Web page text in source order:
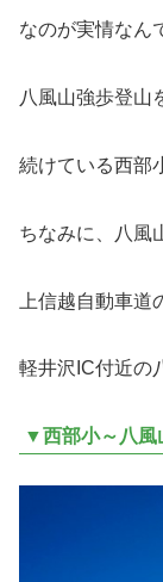
なのが実情なん
八風山強歩登山
続けている西部
ちなみに、八風
上信越自動車道
軽井沢IC付近の
▼西部小～八風